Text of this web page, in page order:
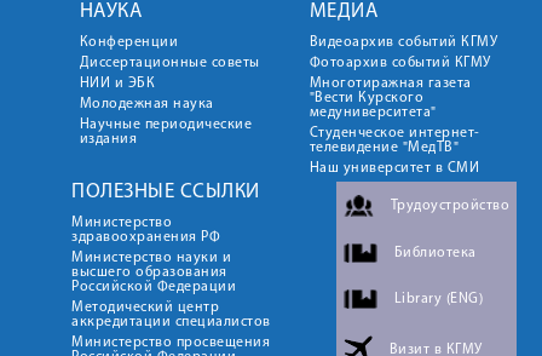
НАУКА
Конференции
Диссертационные советы
НИИ и ЭБК
Молодежная наука
Научные периодические
издания
МЕДИА
Видеоархив событий КГМУ
Фотоархив событий КГМУ
Многотиражная газета
"Вести Курского
медуниверситета"
Студенческое интернет-
телевидение "МедТВ"
Наш университет в СМИ
ПОЛЕЗНЫЕ ССЫЛКИ
Министерство
здравоохранения РФ
Министерство науки и
высшего образования
Российской Федерации
Методический центр
аккредитации специалистов
Министерство просвещения
Трудоустройство
Библиотека
Library (ENG)
Визит в КГМУ